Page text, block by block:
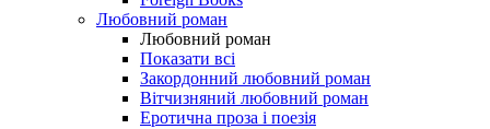
Любовний роман
Любовний роман
Показати всі
Закордонний любовний роман
Вітчизняний любовний роман
Еротична проза і поезія